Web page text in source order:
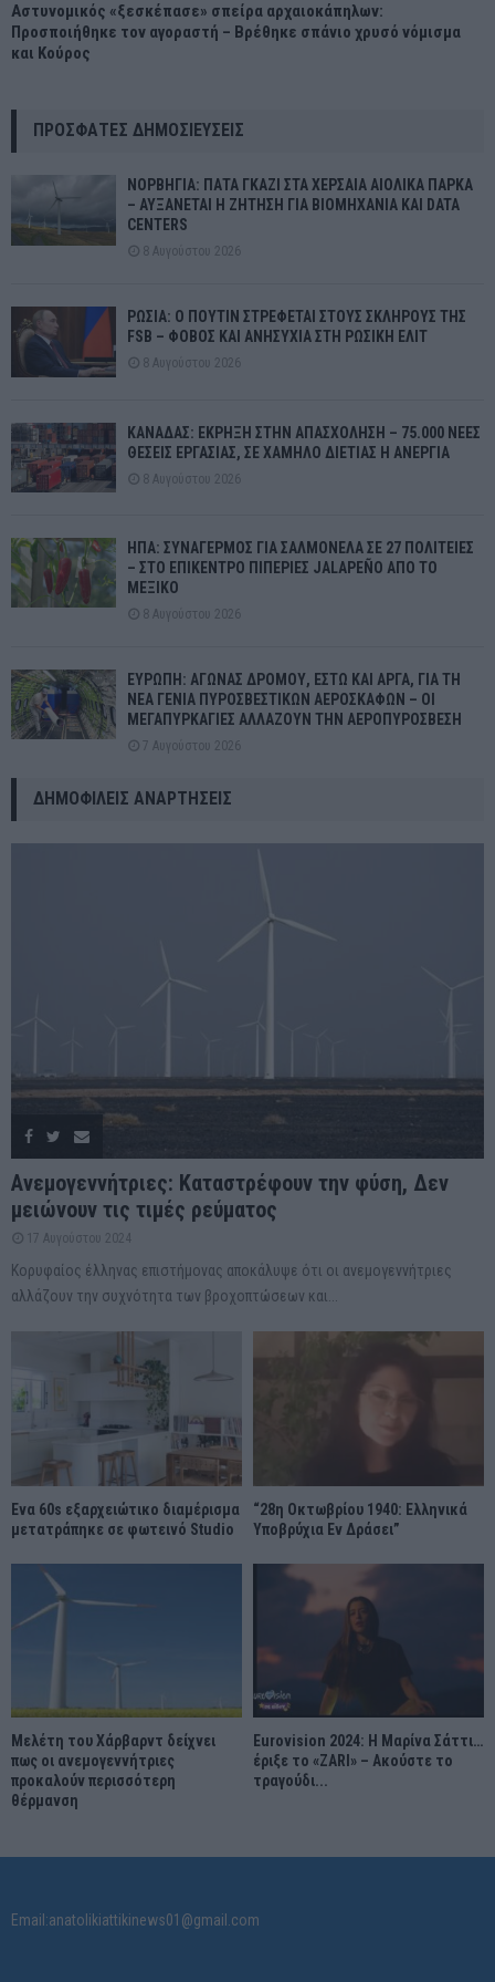
Αστυνομικός «ξεσκέπασε» σπείρα αρχαιοκάπηλων:
Προσποιήθηκε τον αγοραστή – Βρέθηκε σπάνιο χρυσό νόμισμα
και Κούρος
ΠΡΌΣΦΑΤΕΣ ΔΗΜΟΣΙΕΎΣΕΙΣ
ΝΟΡΒΗΓΙΑ: ΠΑΤΑ ΓΚΑΖΙ ΣΤΑ ΧΕΡΣΑΙΑ ΑΙΟΛΙΚΑ ΠΑΡΚΑ
– ΑΥΞΑΝΕΤΑΙ Η ΖΗΤΗΣΗ ΓΙΑ ΒΙΟΜΗΧΑΝΙΑ ΚΑΙ DATA
CENTERS
8 Αυγούστου 2026
ΡΩΣΙΑ: Ο ΠΟΥΤΙΝ ΣΤΡΕΦΕΤΑΙ ΣΤΟΥΣ ΣΚΛΗΡΟΥΣ ΤΗΣ
FSB – ΦΟΒΟΣ ΚΑΙ ΑΝΗΣΥΧΙΑ ΣΤΗ ΡΩΣΙΚΗ ΕΛΙΤ
8 Αυγούστου 2026
ΚΑΝΑΔΑΣ: ΕΚΡΗΞΗ ΣΤΗΝ ΑΠΑΣΧΟΛΗΣΗ – 75.000 ΝΕΕΣ
ΘΕΣΕΙΣ ΕΡΓΑΣΙΑΣ, ΣΕ ΧΑΜΗΛΟ ΔΙΕΤΙΑΣ Η ΑΝΕΡΓΙΑ
8 Αυγούστου 2026
ΗΠΑ: ΣΥΝΑΓΕΡΜΟΣ ΓΙΑ ΣΑΛΜΟΝΕΛΑ ΣΕ 27 ΠΟΛΙΤΕΙΕΣ
– ΣΤΟ ΕΠΙΚΕΝΤΡΟ ΠΙΠΕΡΙΕΣ JALAPEÑO ΑΠΟ ΤΟ
ΜΕΞΙΚΟ
8 Αυγούστου 2026
ΕΥΡΩΠΗ: ΑΓΩΝΑΣ ΔΡΟΜΟΥ, ΕΣΤΩ ΚΑΙ ΑΡΓΑ, ΓΙΑ ΤΗ
ΝΕΑ ΓΕΝΙΑ ΠΥΡΟΣΒΕΣΤΙΚΩΝ ΑΕΡΟΣΚΑΦΩΝ – ΟΙ
ΜΕΓΑΠΥΡΚΑΓΙΕΣ ΑΛΛΑΖΟΥΝ ΤΗΝ ΑΕΡΟΠΥΡΟΣΒΕΣΗ
7 Αυγούστου 2026
ΔΗΜΟΦΙΛΕΊΣ ΑΝΑΡΤΉΣΕΙΣ
Ανεμογεννήτριες: Καταστρέφουν την φύση, Δεν
μειώνουν τις τιμές ρεύματος
17 Αυγούστου 2024
Κορυφαίος έλληνας επιστήμονας αποκάλυψε ότι οι ανεμογεννήτριες
αλλάζουν την συχνότητα των βροχοπτώσεων και...
Ένα 60s εξαρχειώτικο διαμέρισμα
μετατράπηκε σε φωτεινό Studio
“28η Οκτωβρίου 1940: Ελληνικά
Υποβρύχια Εν Δράσει”
Μελέτη του Χάρβαρντ δείχνει
πως οι ανεμογεννήτριες
προκαλούν περισσότερη
θέρμανση
Eurovision 2024: Η Μαρίνα Σάττι…
έριξε το «ZARI» – Ακούστε το
τραγούδι...
Email:anatolikiattikinews01@gmail.com